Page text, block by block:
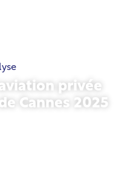
privée
Cannes 2025